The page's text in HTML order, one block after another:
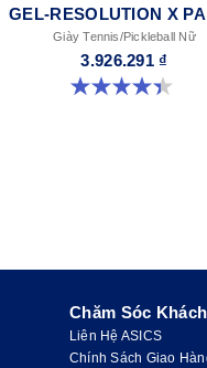
GEL-RESOLUTION X
Giày Tennis/Pickleball Nữ
3.926.291 ₫
4.4 trong số 5 sao. 22 đánh giá
Chăm Sóc
Liên Hệ ASICS
Chính Sách Giao